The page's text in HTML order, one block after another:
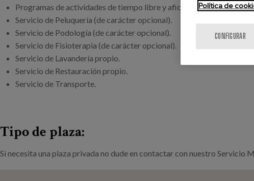
Programas de actividades de tiempo libre y aficiones.
Servicio de Peluquería (de carácter opcional).
Servicio de Podología (de carácter opcional).
Servicio de Fisioterapia (de carácter opcional).
Servicio de Lavandería propio.
Servicio de Restauración propio.
Servicio de Transporte.
Tipo de plaza:
Si necesita una plaza privada no dude en contactar con nuestro Servicio
Política de
CONFIGURAR